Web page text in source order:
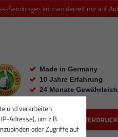
Sendungen können derzeit nur auf
Made in Germany
10 Jahre Erfahrung
24 Monate
RUMPFGRUPPEN
und verarbeiten
Adresse), um z.B.
oder Zugriffe auf